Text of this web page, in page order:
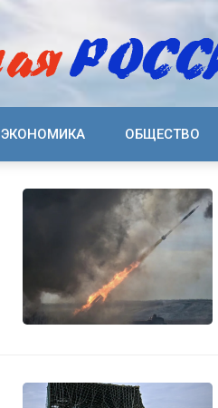
ЭКОНОМИКА ОБЩЕСТВО